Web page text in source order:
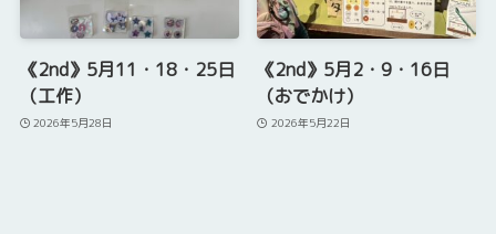
《2nd》5月11・18・25日
（工作）
2026年5月28日
《2nd》5月2・9・16日
（おでかけ）
2026年5月22日